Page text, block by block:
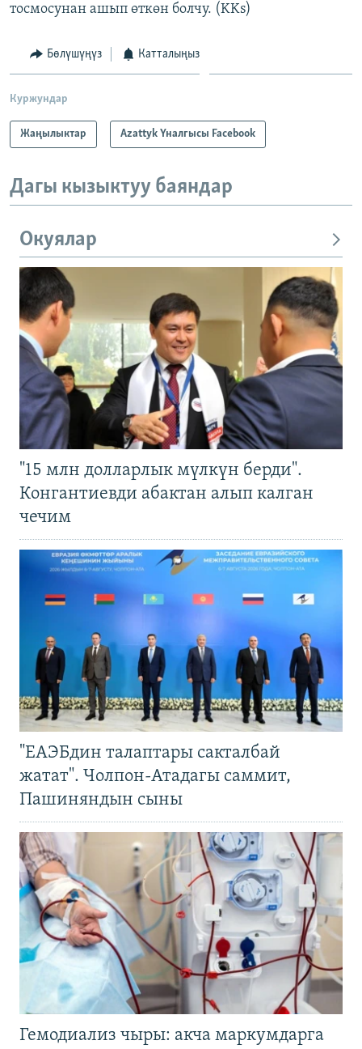
тосмосунан ашып өткөн болчу. (KKs)
Бөлүшүңүз Катталыңыз
Куржундар
Жаңылыктар Azattyk Үналгысы Facebook
Дагы кызыктуу баяндар
Окуялар
"15 млн долларлык мүлкүн берди".
Конгантиевди абактан алып калган
чечим
"ЕАЭБдин талаптары сакталбай
жатат". Чолпон-Атадагы саммит,
Пашиняндын сыны
Гемодиализ чыры: акча маркумдарга